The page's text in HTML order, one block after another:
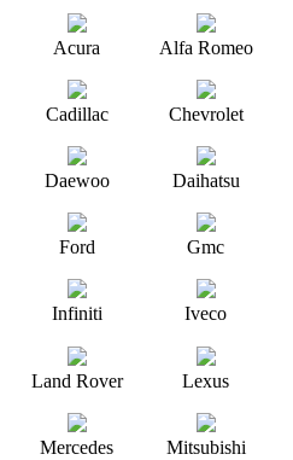
Acura Alfa Romeo
Cadillac Chevrolet
Daewoo Daihatsu
Ford Gmc
Infiniti Iveco
Land Rover Lexus
Mercedes Mitsubishi